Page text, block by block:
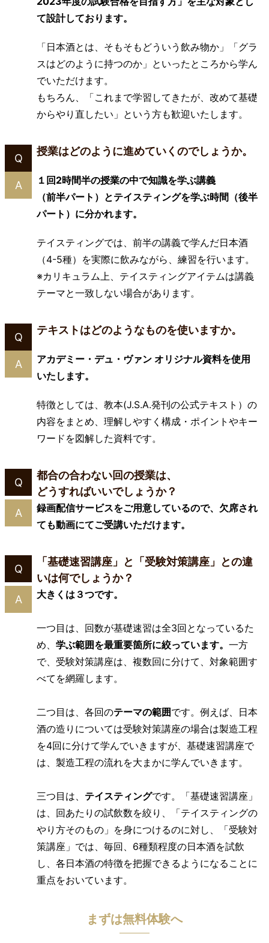
て設計しております。
「日本酒とは、そもそもどういう飲み物か」「グラ
スはどのように持つのか」といったところから学ん
でいただけます。
もちろん、「これまで学習してきたが、改めて基礎
からやり直したい」という方も歓迎いたします。
Q
授業はどのように進めていくのでしょうか。
A
１回2時間半の授業の中で知識を学ぶ講義
（前半パート）とテイスティングを学ぶ時間（後半
パート）に分かれます。
テイスティングでは、前半の講義で学んだ日本酒
（4-5種）を実際に飲みながら、練習を行います。
※カリキュラム上、テイスティングアイテムは講義
テーマと一致しない場合があります。
Q
テキストはどのようなものを使いますか。
A
アカデミー・デュ・ヴァン オリジナル資料を使用
いたします。
特徴としては、教本(J.S.A.発刊の公式テキスト）の
内容をまとめ、理解しやすく構成・ポイントやキー
ワードを図解した資料です。
Q
都合の合わない回の授業は、
どうすればいいでしょうか？
A
録画配信サービスをご用意しているので、欠席され
ても動画にてご受講いただけます。
Q
「基礎速習講座」と「受験対策講座」との違
いは何でしょうか？
A
大きくは３つです。
一つ目は、回数が基礎速習は全3回となっているた
め、 学ぶ範囲を最重要箇所に絞っています。 一方
で、受験対策講座は、複数回に分けて、対象範囲す
べてを網羅します。
二つ目は、各回のテーマの範囲です。例えば、日本
酒の造りについては受験対策講座の場合は製造工程
を4回に分けて学んでいきますが、基礎速習講座で
は、製造工程の流れを大まかに学んでいきます。
三つ目は、 テイスティングです。「基礎速習講座」
は、回あたりの試飲数を絞り、「テイスティングの
やり方そのもの」を身につけるのに対し、「受験対
策講座」では、毎回、6種類程度の日本酒を試飲
し、各日本酒の特徴を把握できるようになることに
重点をおいています。
まずは無料体験へ